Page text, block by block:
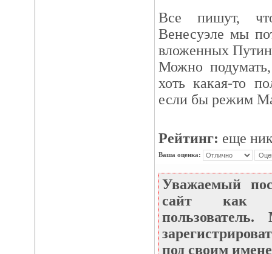
Все пишут,
Венесуэле мы
вложенных
Можно
хоть какая-то
если бы режим
Рейтинг: еще
Ваша оценка:
Уважаемый
сайт как
под своим